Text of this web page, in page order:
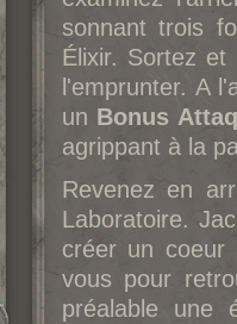
sonnant trois
Élixir. Sortez
l'emprunter. A
un Bonus
agrippant à la
Revenez en
Laboratoire.
créer un coeur
vous pour
préalable une